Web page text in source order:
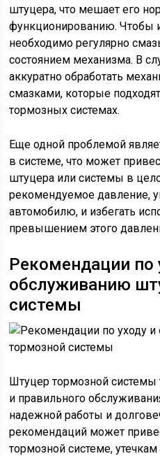
штуцера, что мешает его
функционированию. Чтобы
необходимо регулярно
состоянием механизма. В
аккуратно обработать
смазками, которые
тормозных системах.
Еще одной проблемой
в системе, что может
штуцера или системы в
рекомендуемое давление,
автомобилю, и избегать
превышением этого
Рекомендации по
обслуживанию
системы
Штуцер тормозной системы
и правильного
надежной работы и
рекомендаций может
тормозной системе,